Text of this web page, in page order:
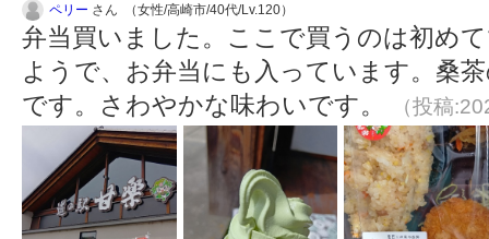
ペリー さん （女性/高崎市/40代/Lv.120）
弁当買いました。ここで買うのは初め
ようで、お弁当にも入っています。桑
です。さわやかな味わいです。
（投稿